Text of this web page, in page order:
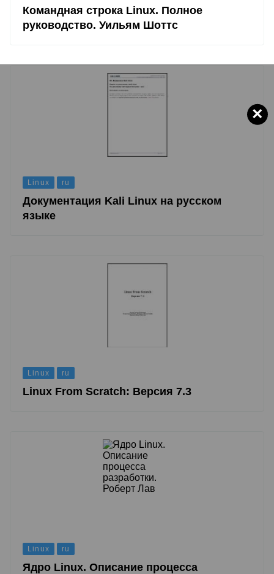
Командная строка Linux. Полное
руководство. Уильям Шоттс
Linux ru
Документация Kali Linux на русском
языке
Linux ru
Linux From Scratch: Версия 7.3
Linux ru
Ядро Linux. Описание процесса
×